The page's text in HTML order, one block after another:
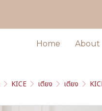
Home About
KICE เตียง เตียง